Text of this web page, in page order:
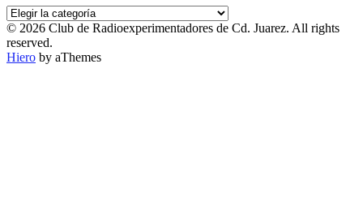
PUBLICACIONES
POR
CATEGORÍA
© 2026 Club de Radioexperimentadores de Cd. Juarez. All rights
reserved.
Hiero by aThemes